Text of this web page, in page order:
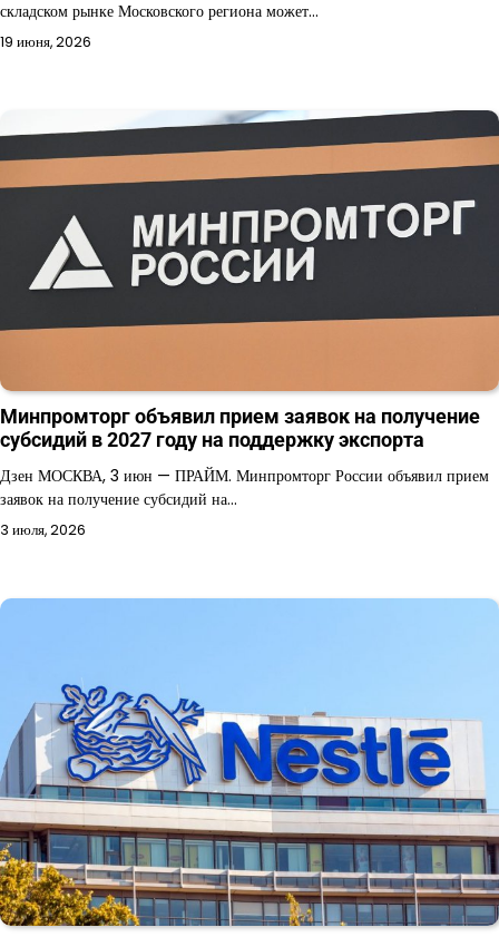
складском рынке Московского региона может…
19 июня, 2026
Минпромторг объявил прием заявок на получение
субсидий в 2027 году на поддержку экспорта
Дзен МОСКВА, 3 июн — ПРАЙМ. Минпромторг России объявил прием
заявок на получение субсидий на…
3 июля, 2026